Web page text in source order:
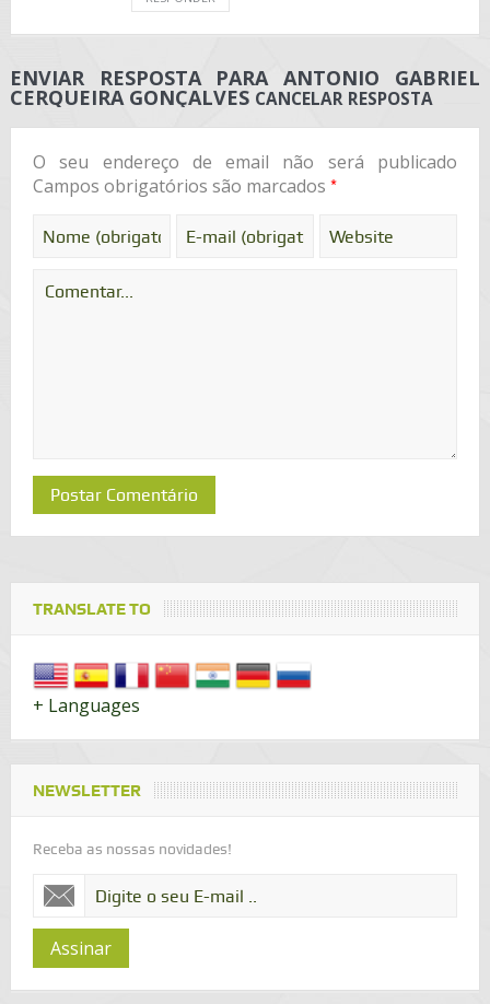
ENVIAR RESPOSTA PARAANTONIO GABRIEL
CERQUEIRA GONÇALVES CANCELAR RESPOSTA
O seu endereço de email não será publicado
Campos obrigatórios são marcados *
TRANSLATE TO
+ Languages
NEWSLETTER
Receba as nossas novidades!
Assinar